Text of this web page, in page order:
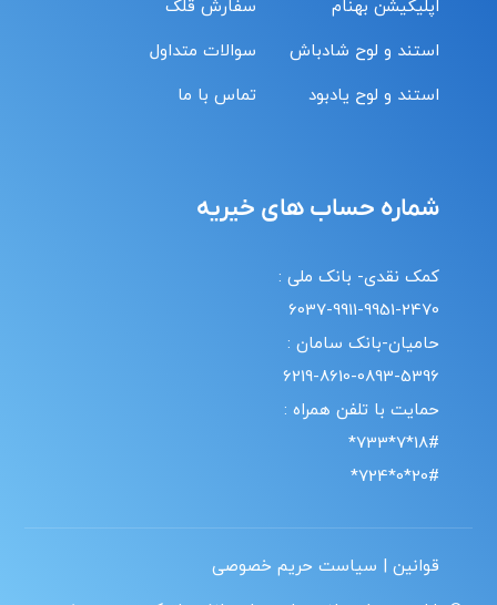
اپلیکیشن بهنام
استند و لوح شادباش
استند و لوح یادبود
سفارش قلک
سوالات متداول
تماس با ما
شماره حساب های خیریه
کمک نقدی- بانک ملی :
6037-9911-9951-2470
حامیان-بانک سامان :
6219-8610-0893-5396
حمایت با تلفن همراه :
18#*7*733*
20#*0*724*
قوانین | سیاست حریم خصوصی